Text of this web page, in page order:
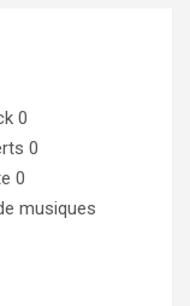
0
0
0
musiques